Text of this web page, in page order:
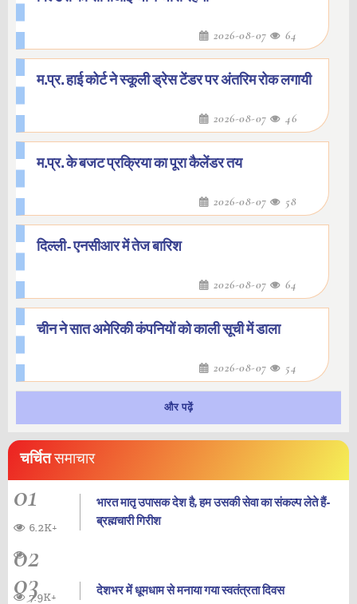
2026-08-07 64
म.प्र. हाई कोर्ट ने स्कूली ड्रेस टेंडर पर अंतरिम रोक लगायी
2026-08-07 46
म.प्र. के बजट प्रक्रिया का पूरा कैलेंडर तय
2026-08-07 58
दिल्ली- एनसीआर में तेज बारिश
2026-08-07 64
चीन ने सात अमेरिकी कंपनियों को काली सूची में डाला
2026-08-07 54
और पढ़ें
चर्चितसमाचार
01
भारत मातृ उपासक देश है, हम उसकी सेवा का संकल्प लेते हैं-
ब्रह्मचारी गिरीश
6.2K+
02
03 देशभर में धूमधाम से मनाया गया स्वतंत्रता दिवस
7.9K+